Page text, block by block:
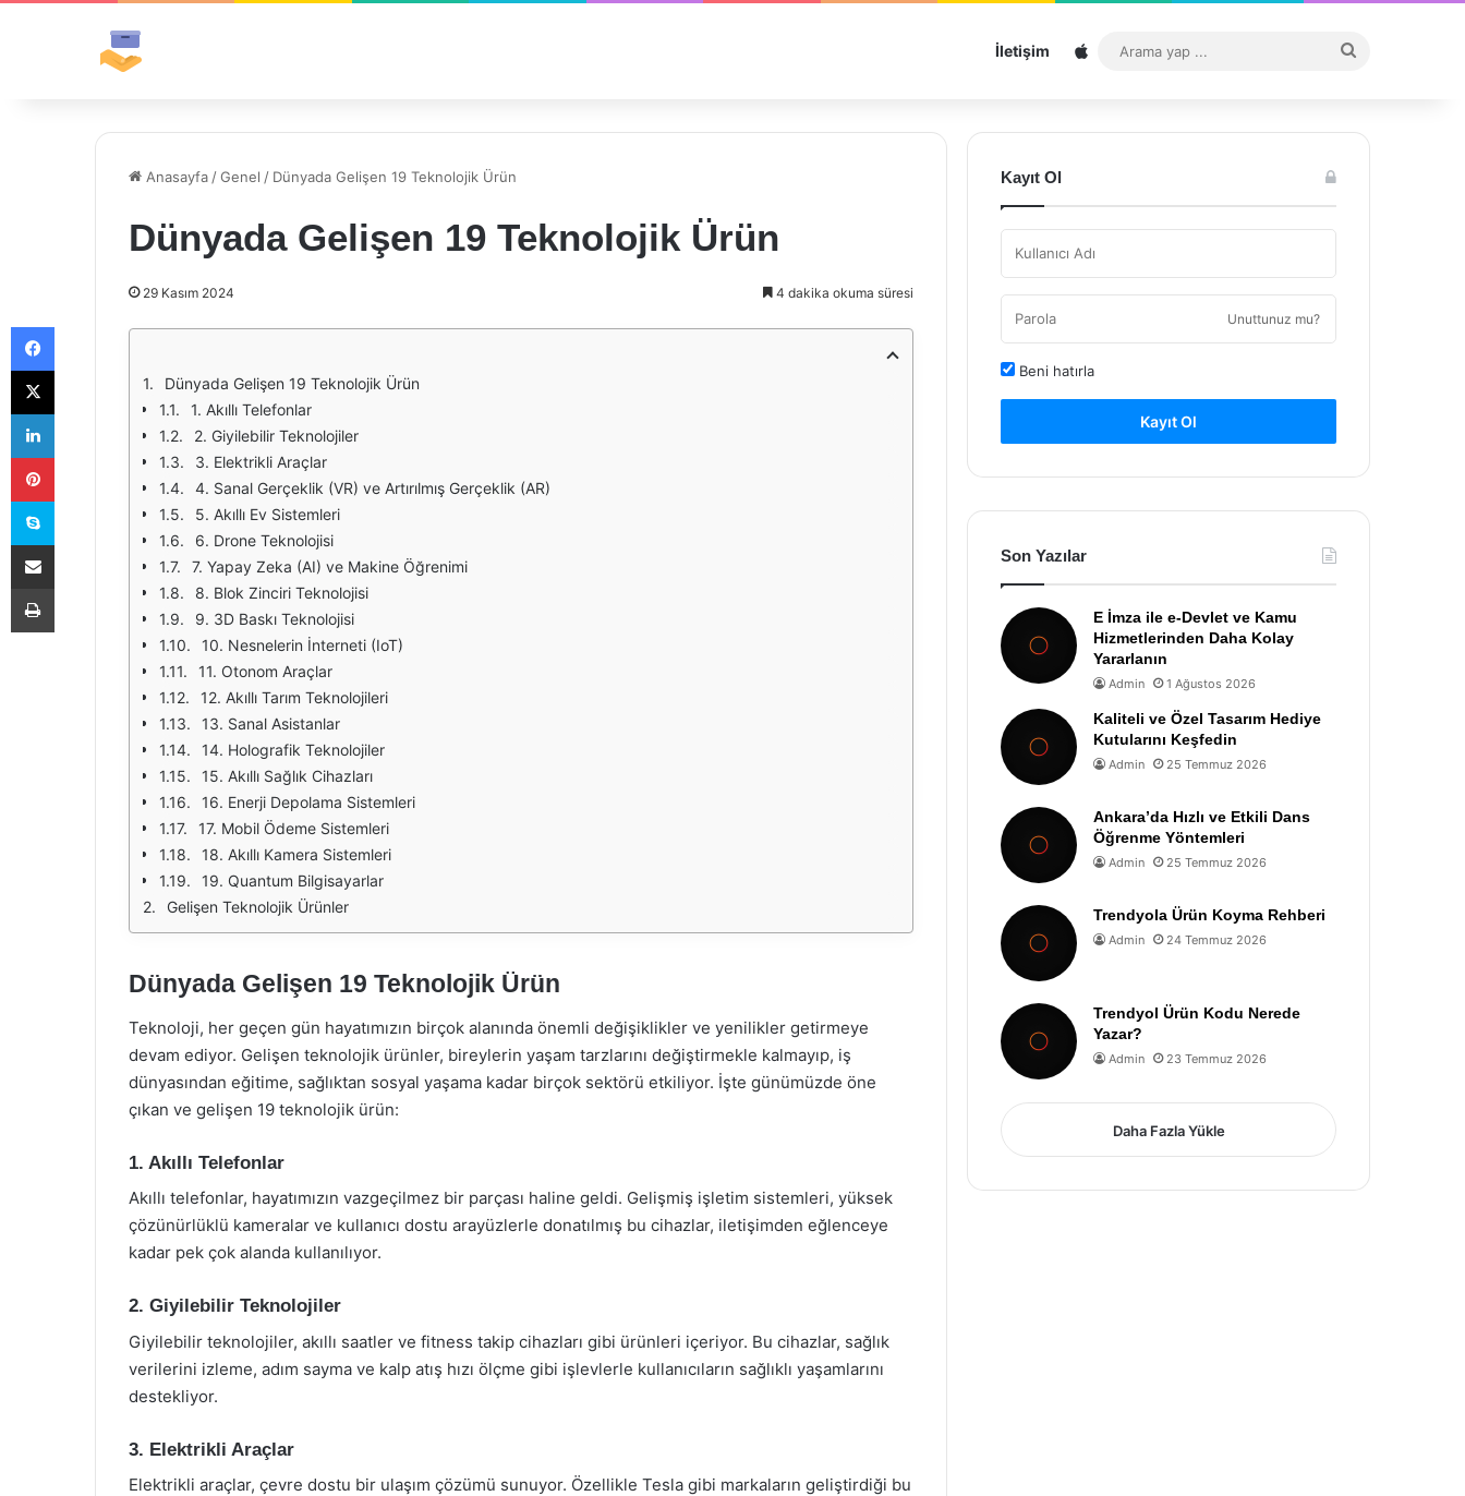
İletişim Sitemap
...
Anasayfa /Genel / Dünyada Gelişen 19 Teknolojik Ürün
Dünyada Gelişen 19 Teknolojik Ürün
29 Kasım 2024 4 dakika okuma süresi
Dünyada Gelişen 19 Teknolojik Ürün
1. Akıllı Telefonlar
2. Giyilebilir Teknolojiler
3. Elektrikli Araçlar
4. Sanal Gerçeklik (VR) ve Artırılmış Gerçeklik (AR)
5. Akıllı Ev Sistemleri
6. Drone Teknolojisi
7. Yapay Zeka (AI) ve Makine Öğrenimi
8. Blok Zinciri Teknolojisi
9. 3D Baskı Teknolojisi
10. Nesnelerin İnterneti (IoT)
11. Otonom Araçlar
12. Akıllı Tarım Teknolojileri
13. Sanal Asistanlar
14. Holografik Teknolojiler
15. Akıllı Sağlık Cihazları
16. Enerji Depolama Sistemleri
17. Mobil Ödeme Sistemleri
18. Akıllı Kamera Sistemleri
19. Quantum Bilgisayarlar
Gelişen Teknolojik Ürünler
Dünyada Gelişen 19 Teknolojik Ürün
Teknoloji, her geçen gün hayatımızın birçok alanında önemli değişiklikler ve yenilikler getirmeye
devam ediyor. Gelişen teknolojik ürünler, bireylerin yaşam tarzlarını değiştirmekle kalmayıp, iş
dünyasından eğitime, sağlıktan sosyal yaşama kadar birçok sektörü etkiliyor. İşte günümüzde öne
çıkan ve gelişen 19 teknolojik ürün:
1. Akıllı Telefonlar
Akıllı telefonlar, hayatımızın vazgeçilmez bir parçası haline geldi. Gelişmiş işletim sistemleri, yüksek
çözünürlüklü kameralar ve kullanıcı dostu arayüzlerle donatılmış bu cihazlar, iletişimden eğlenceye
kadar pek çok alanda kullanılıyor.
2. Giyilebilir Teknolojiler
Giyilebilir teknolojiler, akıllı saatler ve fitness takip cihazları gibi ürünleri içeriyor. Bu cihazlar, sağlık
verilerini izleme, adım sayma ve kalp atış hızı ölçme gibi işlevlerle kullanıcıların sağlıklı yaşamlarını
destekliyor.
3. Elektrikli Araçlar
Elektrikli araçlar, çevre dostu bir ulaşım çözümü sunuyor. Özellikle Tesla gibi markaların geliştirdiği bu
Kayıt Ol
Unuttunuz mu?
Beni hatırla
Kayıt Ol
Son Yazılar
E İmza ile e-Devlet ve Kamu
Hizmetlerinden Daha Kolay
Yararlanın
Admin 1 Ağustos 2026
Kaliteli ve Özel Tasarım Hediye
Kutularını Keşfedin
Admin 25 Temmuz 2026
Ankara’da Hızlı ve Etkili Dans
Öğrenme Yöntemleri
Admin 25 Temmuz 2026
Trendyola Ürün Koyma Rehberi
Admin 24 Temmuz 2026
Trendyol Ürün Kodu Nerede
Yazar?
Admin 23 Temmuz 2026
Daha Fazla Yükle
Facebook
X
LinkedIn
Pinterest
Skype
E-Posta ile paylaş